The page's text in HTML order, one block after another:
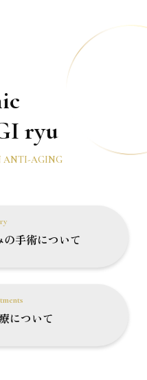
ryu
ANTI-AGING
手術について
について